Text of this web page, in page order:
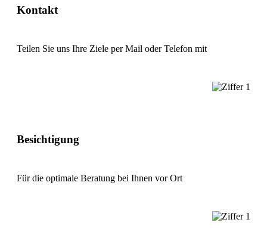
Kontakt
Teilen Sie uns Ihre Ziele per Mail oder Telefon mit
Besichtigung
Für die optimale Beratung bei Ihnen vor Ort